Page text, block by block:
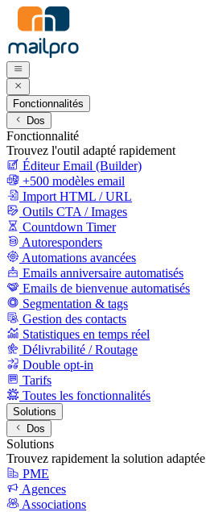
Fonctionnalités
Dos
Fonctionnalité
Trouvez l'outil adapté rapidement
Éditeur Email (Builder)
+500 modèles email
Import HTML / URL
Outils CTA / Images
Countdown Timer
Autoresponders
Automations avancées
Emails anniversaire automatisés
Emails de bienvenue automatisés
Segmentation & tags
Gestion des contacts
Statistiques en temps réel
Délivrabilité / Routage
Double opt-in
Tarifs
Toutes les fonctionnalités
Solutions
Dos
Solutions
Trouvez rapidement la solution adaptée
PME
Agences
Associations